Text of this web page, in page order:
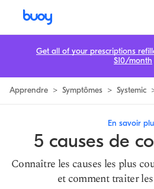
Apprendre > Symptômes > Systemic
En savoir
5 causes de
Connaître les causes les plus
et comment traiter
Get all of your prescriptions
$10/month